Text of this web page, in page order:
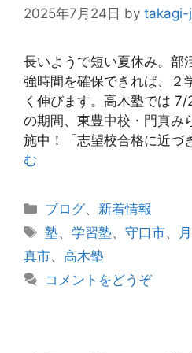
2025年7月24日 by takagi-
長いようで短い夏休み。部
強時間を確保できれば、２
く伸びます。高木塾では 7/
の期間、東豊中校・門真み
施中！「志望校合格に近づ
む
カ
テ
リ
ー
ブログ、 新着情報
タ
グ
塾、学習塾、守口市、
真市、 高木塾
コメントをどうぞ